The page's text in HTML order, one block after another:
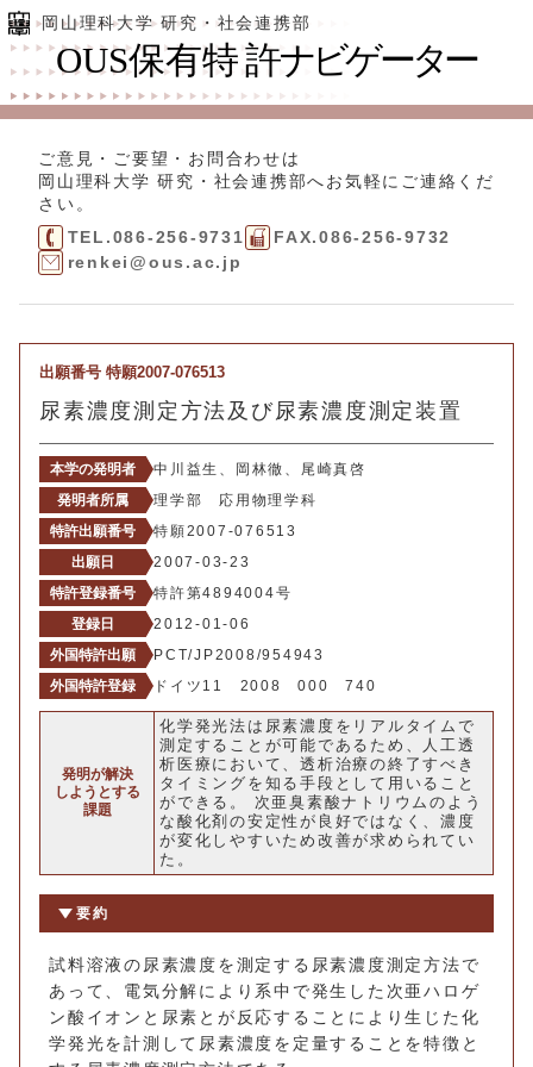
岡山理科大学 研究・社会連携部
ご意見・ご要望・お問合わせは
岡山理科大学 研究・社会連携部へお気軽にご連絡くだ
さい。
TEL.086-256-9731
FAX.086-256-9732
renkei@ous.ac.jp
出願番号 特願2007-076513
尿素濃度測定方法及び尿素濃度測定装置
本学の発明者
中川益生、岡林徹、尾崎真啓
発明者所属
理学部 応用物理学科
特許出願番号
特願2007-076513
出願日
2007-03-23
特許登録番号
特許第4894004号
登録日
2012-01-06
外国特許出願
PCT/JP2008/954943
外国特許登録
ドイツ11 2008 000 740
発明が解決
しようとする
課題
化学発光法は尿素濃度をリアルタイムで
測定することが可能であるため、人工透
析医療において、透析治療の終了すべき
タイミングを知る手段として用いること
ができる。 次亜臭素酸ナトリウムのよう
な酸化剤の安定性が良好ではなく、濃度
が変化しやすいため改善が求められてい
た。
要約
試料溶液の尿素濃度を測定する尿素濃度測定方法で
あって、電気分解により系中で発生した次亜ハロゲ
ン酸イオンと尿素とが反応することにより生じた化
学発光を計測して尿素濃度を定量することを特徴と